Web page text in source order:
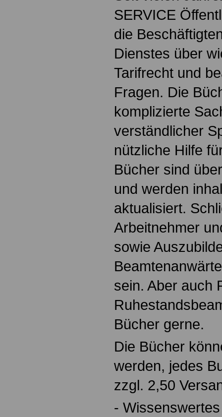
SERVICE
die
Dienstes über
Tarifrecht und
Fragen. Die
komplizierte
verständlicher
nützliche Hilfe
Bücher sind
und werden
aktualisiert.
Arbeitnehmer
sowie
sein. Aber auch
Bücher gerne.
Die Bücher
werden, jedes
zzgl. 2,50
-